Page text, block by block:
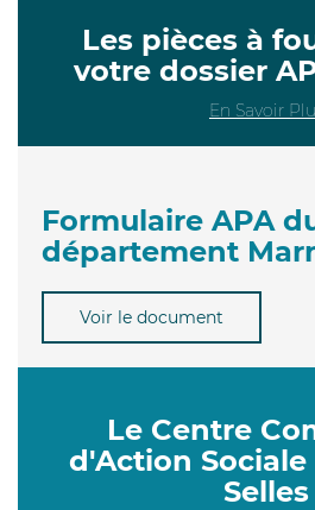
Les pièces à
votre dossier
En Savoir
Formulaire APA
département
Voir le document
Le Centre
d'Action Sociale
Selles